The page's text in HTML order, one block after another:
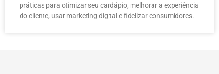
práticas para otimizar seu cardápio, melhorar a experiência
do cliente, usar marketing digital e fidelizar consumidores.